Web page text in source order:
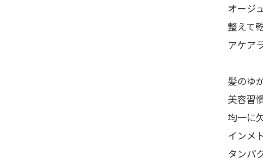
オージ
整えて
アケア
髪のゆ
美容習
均一に
インメ
タンパ